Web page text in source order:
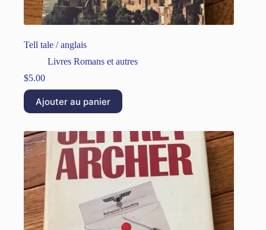
Tell tale / anglais
Livres Romans et autres
$5.00
Ajouter au panier